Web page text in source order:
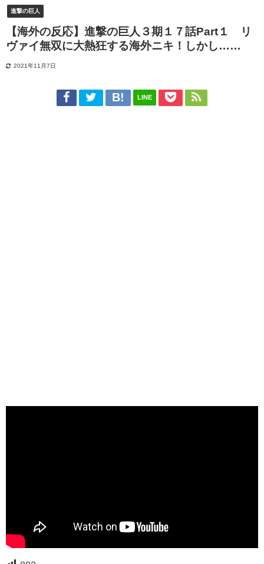
進撃の巨人
【海外の反応】進撃の巨人３期１７話Part１ リ
ヴァイ無双に大熱狂する海外ニキ！しかし……
2021年11月7日
LINE